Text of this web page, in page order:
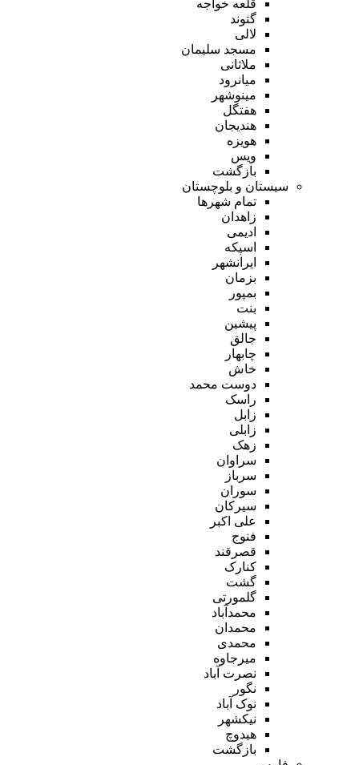
قلعه خواجه
گتوند
لالی
مسجد سلیمان
ملاثانی
میانرود
مینوشهر
هفتگل
هندیجان
هویزه
ویس
بازگشت
سیستان و بلوچستان
تمام شهر‌ها
زاهدان
ادیمی
اسپکه
ایرانشهر
بزمان
بمپور
بنت
پیشین
جالق
چابهار
خاش
دوست محمد
راسک
زابل
زابلی
زهک
سراوان
سرباز
سوران
سیرکان
علی اکبر
فنوج
قصرقند
کنارک
گشت
گلمورتی
محمدآباد
محمدان
محمدی
میرجاوه
نصرت آباد
نگور
نوک آباد
نیکشهر
هیدوچ
بازگشت